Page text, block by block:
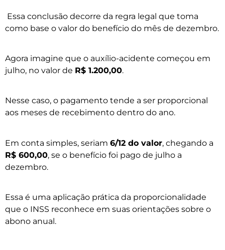
Essa conclusão decorre da regra legal que toma
como base o valor do benefício do mês de dezembro.
Agora imagine que o auxílio-acidente começou em
julho, no valor de R$ 1.200,00.
Nesse caso, o pagamento tende a ser proporcional
aos meses de recebimento dentro do ano.
Em conta simples, seriam 6/12 do valor, chegando a
R$ 600,00, se o benefício foi pago de julho a
dezembro.
Essa é uma aplicação prática da proporcionalidade
que o INSS reconhece em suas orientações sobre o
abono anual.